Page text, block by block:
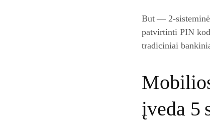
But —
patvirtinti PIN
tradiciniai
įveda 5